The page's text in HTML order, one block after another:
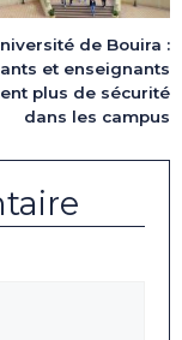
de Bouira :
et enseignants
plus de sécurité
dans les campus